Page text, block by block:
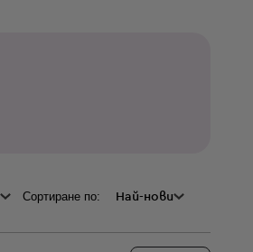
Сортиране по: Най-нови